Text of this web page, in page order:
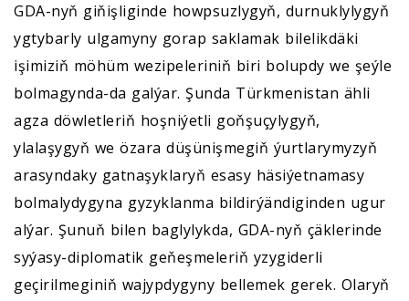
GDA-nyň giňişliginde howpsuzlygyň, durnuklylygyň
ygtybarly ulgamyny gorap saklamak bilelikdäki
işimiziň möhüm wezipeleriniň biri bolupdy we şeýle
bolmagynda-da galýar. Şunda Türkmenistan ähli
agza döwletleriň hoşniýetli goňşuçylygyň,
ylalaşygyň we özara düşünişmegiň ýurtlarymyzyň
arasyndaky gatnaşyklaryň esasy häsiýetnamasy
bolmalydygyna gyzyklanma bildirýändiginden ugur
alýar. Şunuň bilen baglylykda, GDA-nyň çäklerinde
syýasy-diplomatik geňeşmeleriň yzygiderli
geçirilmeginiň wajypdygyny bellemek gerek. Olaryň